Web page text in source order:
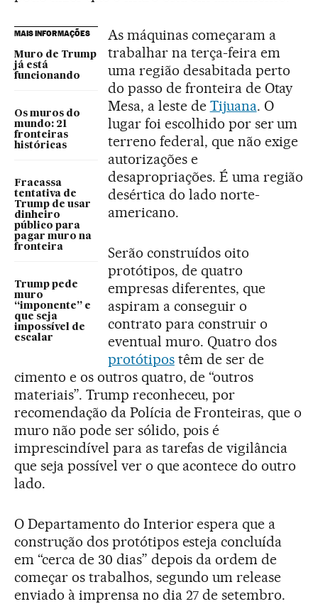
MAIS INFORMAÇÕES
Muro de Trump
já está
funcionando
Os muros do
mundo: 21
fronteiras
históricas
Fracassa
tentativa de
Trump de usar
dinheiro
público para
pagar muro na
fronteira
Trump pede
muro
“imponente” e
que seja
impossível de
escalar
As máquinas começaram a
trabalhar na terça-feira em
uma região desabitada perto
do passo de fronteira de Otay
Mesa, a leste de Tijuana. O
lugar foi escolhido por ser um
terreno federal, que não exige
autorizações e
desapropriações. É uma região
desértica do lado norte-
americano.
Serão construídos oito
protótipos, de quatro
empresas diferentes, que
aspiram a conseguir o
contrato para construir o
eventual muro. Quatro dos
protótipostêm de ser de
cimento e os outros quatro, de “outros
materiais”. Trump reconheceu, por
recomendação da Polícia de Fronteiras, que o
muro não pode ser sólido, pois é
imprescindível para as tarefas de vigilância
que seja possível ver o que acontece do outro
lado.
O Departamento do Interior espera que a
construção dos protótipos esteja concluída
em “cerca de 30 dias” depois da ordem de
começar os trabalhos, segundo um release
enviado à imprensa no dia 27 de setembro.